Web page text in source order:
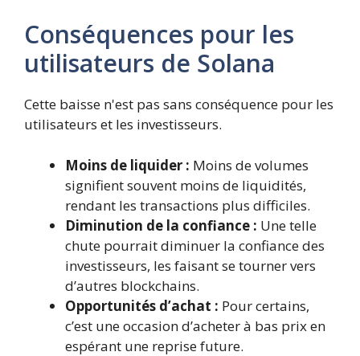
Conséquences pour les
utilisateurs de Solana
Cette baisse n'est pas sans conséquence pour les
utilisateurs et les investisseurs.
Moins de liquider : Moins de volumes
signifient souvent moins de liquidités,
rendant les transactions plus difficiles.
Diminution de la confiance : Une telle
chute pourrait diminuer la confiance des
investisseurs, les faisant se tourner vers
d’autres blockchains.
Opportunités d’achat : Pour certains,
c’est une occasion d’acheter à bas prix en
espérant une reprise future.